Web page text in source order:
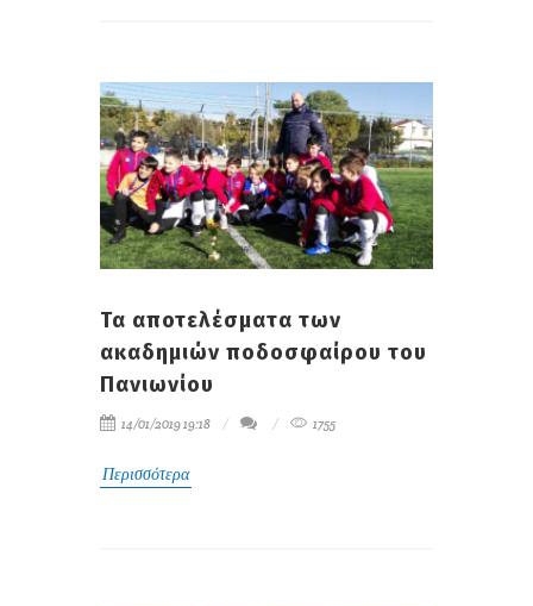
Τα αποτελέσματα των
ακαδημιών ποδοσφαίρου του
Πανιωνίου
14/01/2019 19:18 1755
Περισσότερα